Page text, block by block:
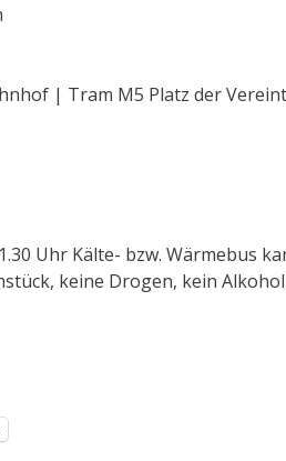
| Tram M5 Platz der
Uhr Kälte- bzw. Wärmebus
keine Drogen, kein